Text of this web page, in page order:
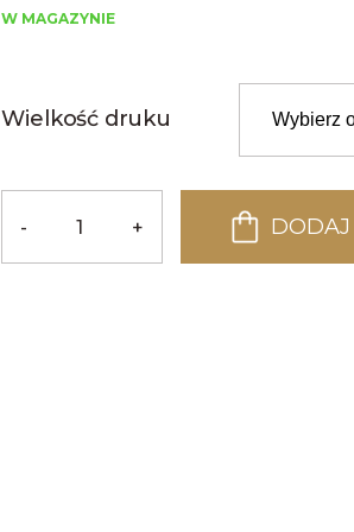
na
W MAGAZYNIE
Wielkość druku
-
ilość
Miseczka
+